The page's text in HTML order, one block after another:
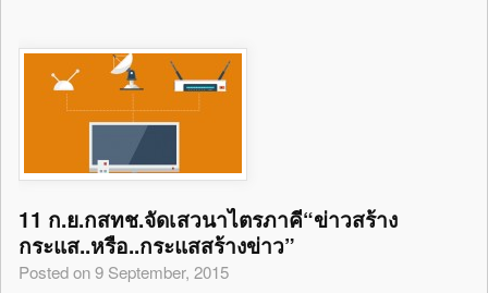
11 ก.ย.กสทช.จัดเสวนาไตรภาคี“ข่าวสร้าง
กระแส..หรือ..กระแสสร้างข่าว”
Posted on 9 September, 2015